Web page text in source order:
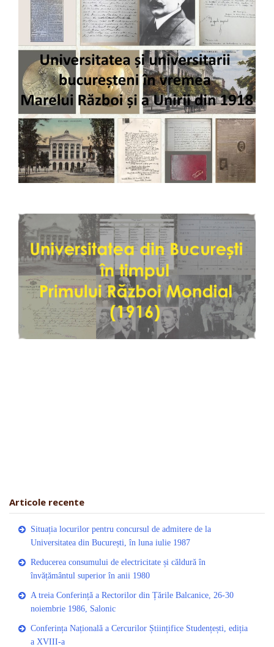
Articole recente
Situația locurilor pentru concursul de admitere de la
Universitatea din București, în luna iulie 1987
Reducerea consumului de electricitate și căldură în
învățământul superior în anii 1980
A treia Conferință a Rectorilor din Țările Balcanice, 26-30
noiembrie 1986, Salonic
Conferința Națională a Cercurilor Științifice Studențești, ediția
a XVIII-a